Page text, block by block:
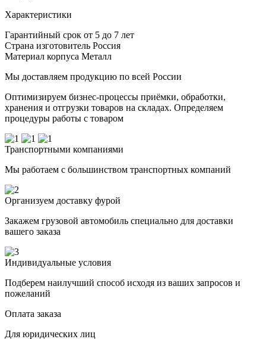
Характеристики
Гарантийный срок от 5 до 7 лет
Страна изготовитель Россия
Материал корпуса Металл
Мы доставляем продукцию по всей России
Оптимизируем бизнес-процессы приёмки, обработки,
хранения и отгрузки товаров на складах. Определяем
процедуры работы с товаром
Транспортными компаниями
Мы работаем с большинством транспортных компаний
Организуем доставку фурой
Закажем грузовой автомобиль специально для доставки
вашего заказа
Индивидуальные условия
Подберем наилучший способ исходя из ваших запросов и
пожеланий
Оплата заказа
Для юридических лиц